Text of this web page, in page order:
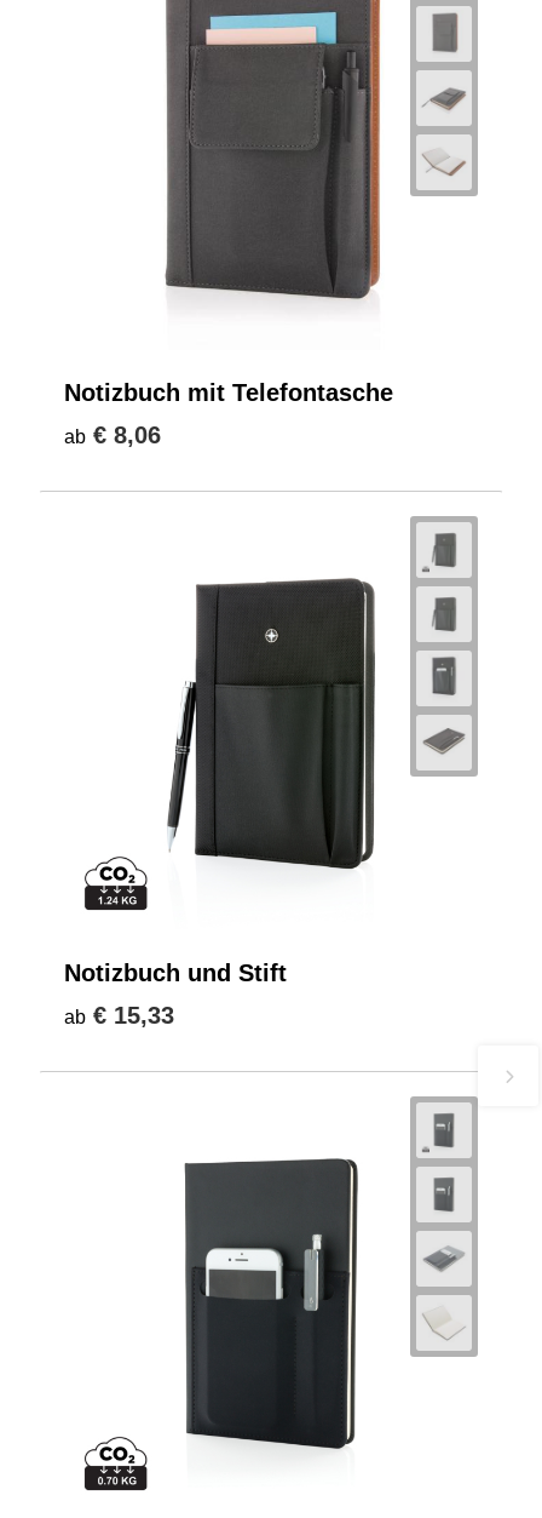
Notizbuch mit Telefontasche
ab € 8,06
Notizbuch und Stift
ab € 15,33